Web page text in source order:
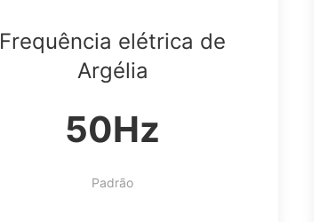
Frequência elétrica de
Argélia
50Hz
Padrão